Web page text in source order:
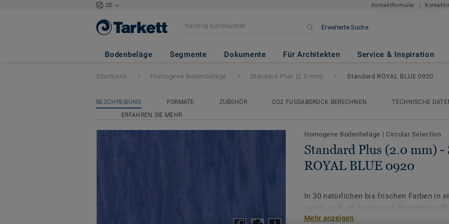
DE Kontaktformular
Erweiterte Suche
Bodenbeläge Segmente Dokumente Für Architekten Service & Inspiration
Standard Plus (2.0 mm) - Standard ROYAL
Startseite Homogene Bodenbeläge Standard Plus (2.0 mm) Standard ROYAL BLUE 0920
BESCHREIBUNG FORMATE ZUBEHÖR CO2 FUSSABDRUCK BERECHNEN
TECHNISCHE
ERFAHREN SIE MEHR
Homogene Bodenbeläge | Circular Selection
Standard Plus (2.0 mm) -
ROYAL BLUE 0920
In 30 natürlichen bis frischen Farben in
ausgezeichnet für stark frequentierte
Mehr anzeigen